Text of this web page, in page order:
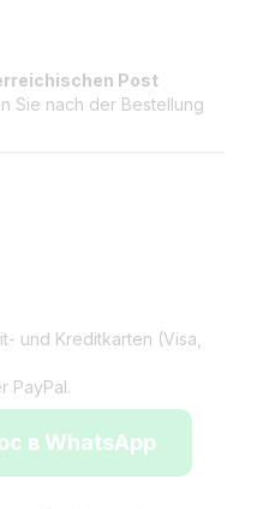
Post
Sie nach der Bestellung
und Kreditkarten (Visa,
PayPal.
в WhatsApp